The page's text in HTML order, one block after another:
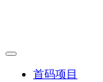
首码项目